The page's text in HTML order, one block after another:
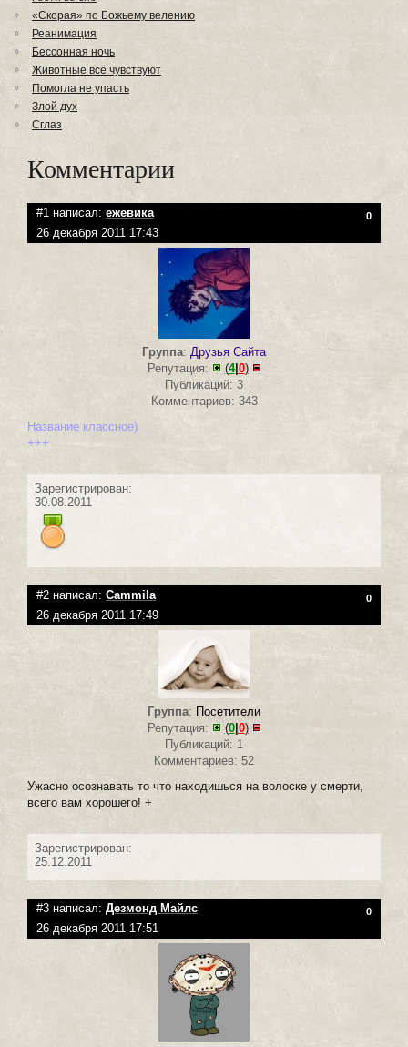
«Скорая» по Божьему велению
Реанимация
Бессонная ночь
Животные всё чувствуют
Помогла не упасть
Злой дух
Сглаз
Комментарии
#1 написал: ежевика 0
26 декабря 2011 17:43
Группа: Друзья Сайта
Репутация:
(4| 0)
Публикаций: 3
Комментариев: 343
Название классное)
+++
Зарегистрирован:
30.08.2011
#2 написал: Cammila 0
26 декабря 2011 17:49
Группа: Посетители
Репутация:
(0| 0)
Публикаций: 1
Комментариев: 52
Ужасно осознавать то что находишься на волоске у смерти,
всего вам хорошего! +
Зарегистрирован:
25.12.2011
#3 написал: Дезмонд Майлс 0
26 декабря 2011 17:51